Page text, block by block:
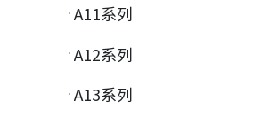
A11系列
A12系列
A13系列